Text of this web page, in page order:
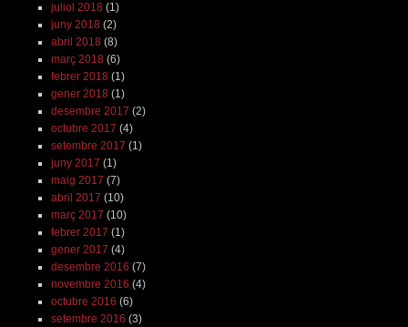
juliol 2018 (1)
juny 2018 (2)
abril 2018 (8)
març 2018 (6)
febrer 2018 (1)
gener 2018 (1)
desembre 2017 (2)
octubre 2017 (4)
setembre 2017 (1)
juny 2017 (1)
maig 2017 (7)
abril 2017 (10)
març 2017 (10)
febrer 2017 (1)
gener 2017 (4)
desembre 2016 (7)
novembre 2016 (4)
octubre 2016 (6)
setembre 2016 (3)